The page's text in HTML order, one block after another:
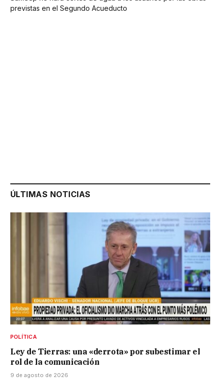
previstas en el Segundo Acueducto
ÚLTIMAS NOTICIAS
POLÍTICA
Ley de Tierras: una «derrota» por subestimar el
rol de la comunicación
9 de agosto de 2026